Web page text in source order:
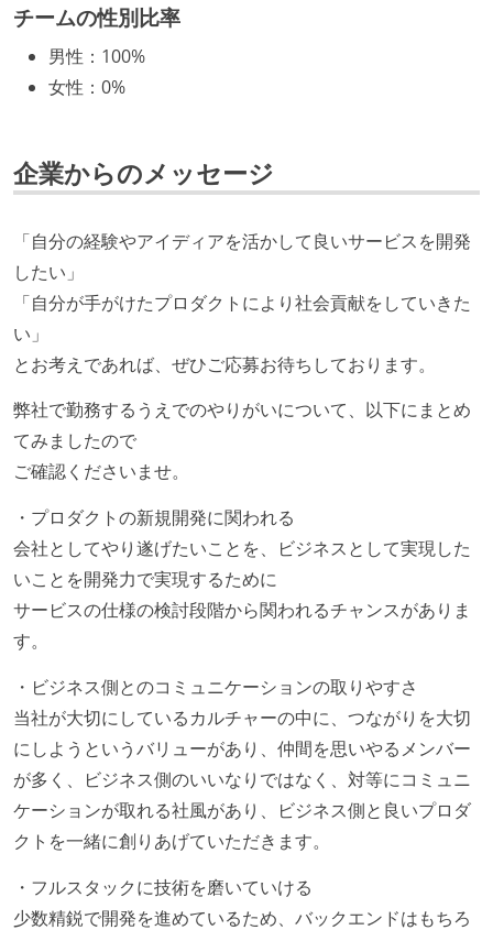
Slack等で、最新技術の良し悪しをメンバーがよく会話
している
設計・実装から運用までを同じ開発チームが担い、フ
ロントエンド、バックエンド、インフラといった役割
いく姿勢が根付いている
ユーザーのニーズや課題を理解するために、開発チー
ムのメンバーが、ユーザーインタビューに参加してい
1年以内に、技術負債を解消するためのプロジェクト
や、古くなったツールのリプレイスプロジェクトがボ
トムアップで実施されたことがある
OS やエディタ、IDE といった個人の環境は、各自の責
企画を決定する場に、実装を担当する開発メンバーが
参加している
タスクの見積もりは、実装を担当するメンバーが中心
となって行う
ながら、納期または盛り込む機能を柔軟に調整する形
で行う
プロダクトの開発言語やフレームワークなど主要な構
成技術は、基本的に最新版より1年以上ビハインドし
ていない
コード品質向上のための取り組み
本番にデプロイされるコードには、全てコードレビュ
ーまたはペアプログラミングを実施している
チームの性別比率
男性 ： 100%
女性 ： 0%
企業からのメッセージ
「自分の経験やアイディアを活かして良いサービスを開発
したい」
「自分が手がけたプロダクトにより社会貢献をしていきた
い」
とお考えであれば、ぜひご応募お待ちしております。
弊社で勤務するうえでのやりがいについて、以下にまとめ
てみましたので
ご確認くださいませ。
・プロダクトの新規開発に関われる
会社としてやり遂げたいことを、ビジネスとして実現した
いことを開発力で実現するために
サービスの仕様の検討段階から関われるチャンスがありま
す。
・ビジネス側とのコミュニケーションの取りやすさ
当社が大切にしているカルチャーの中に、つながりを大切
にしようというバリューがあり、仲間を思いやるメンバー
が多く、ビジネス側のいいなりではなく、対等にコミュニ
ケーションが取れる社風があり、ビジネス側と良いプロダ
クトを一緒に創りあげていただきます。
・フルスタックに技術を磨いていける
少数精鋭で開発を進めているため、バックエンドはもちろ